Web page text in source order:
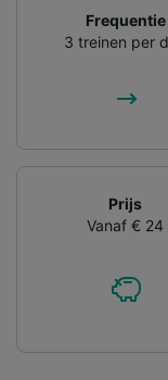
Frequentie
3 treinen per
Prijs
Vanaf € 24